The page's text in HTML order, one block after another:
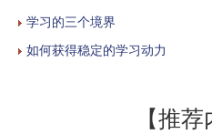
学习的三个境界
如何获得稳定的学习动力
【推荐